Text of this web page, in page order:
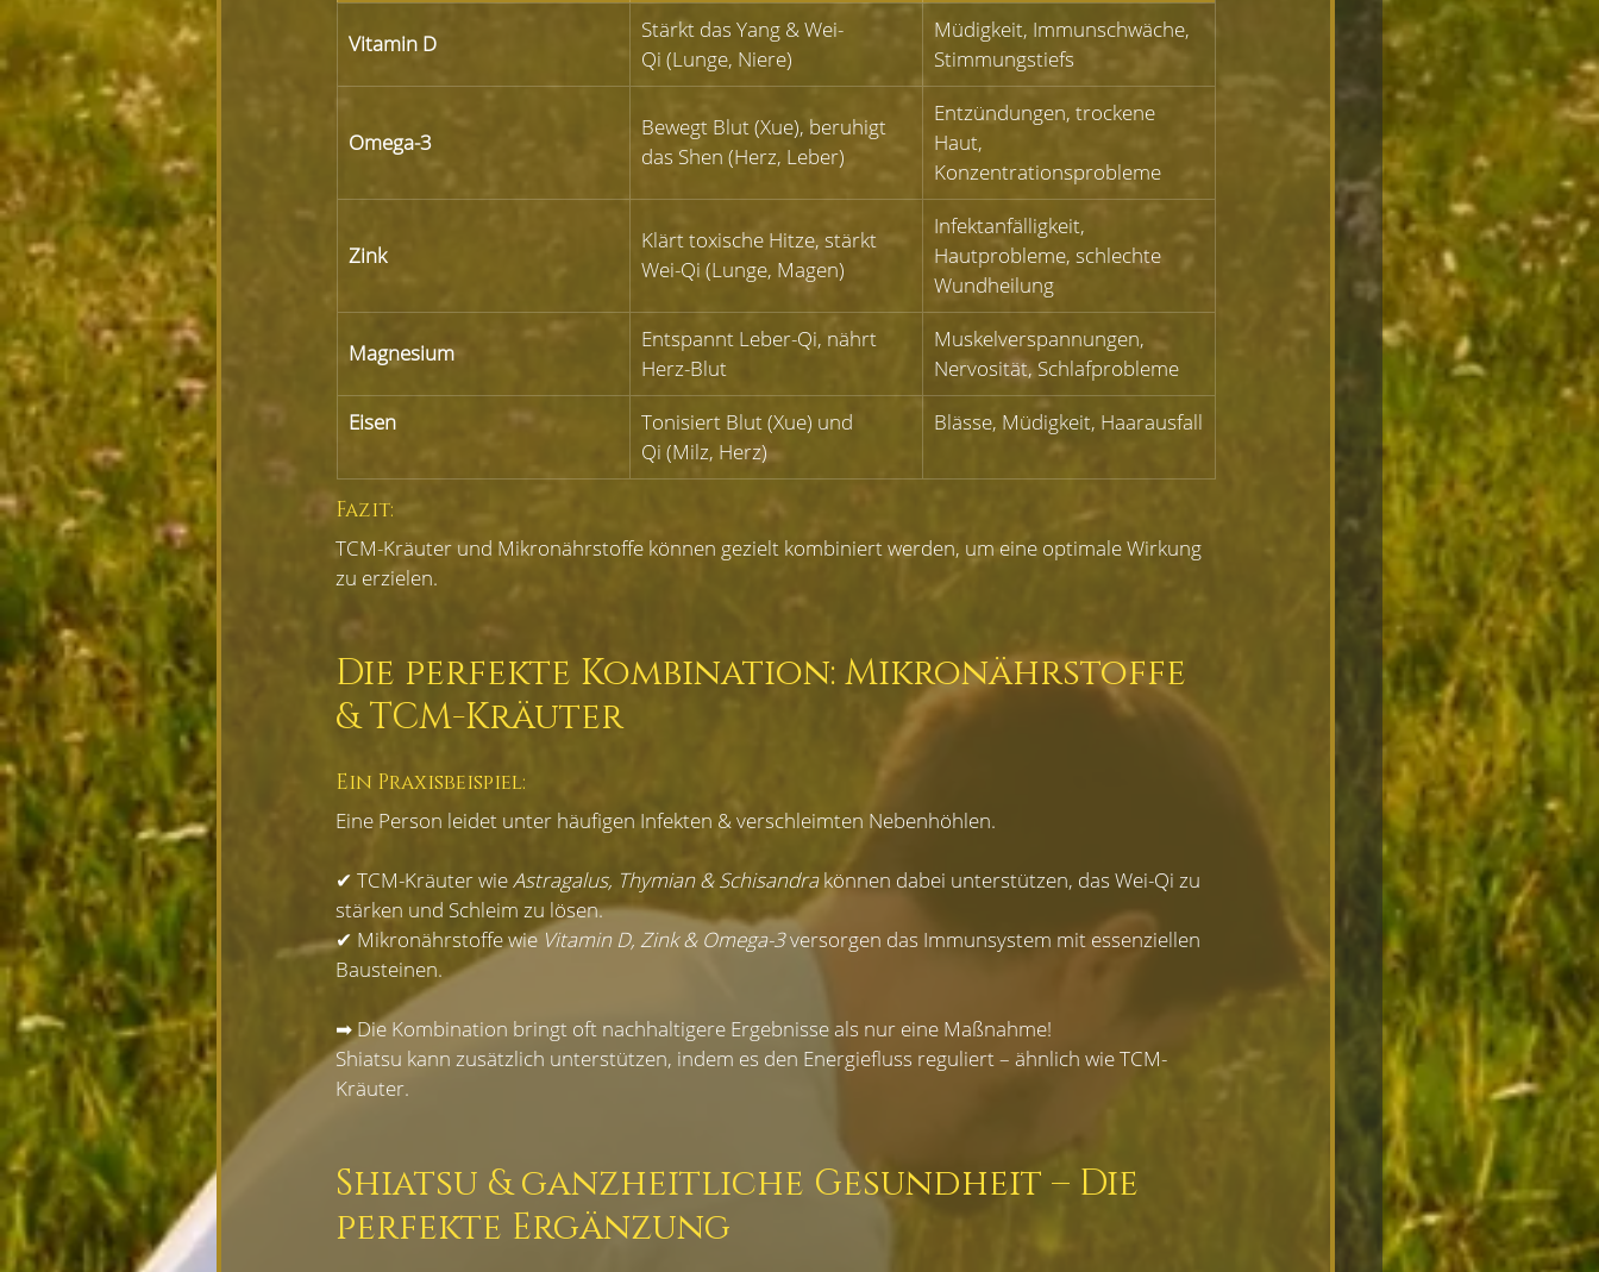
Vitamin D
Stärkt das Yang & Wei-
Qi (Lunge, Niere)
Müdigkeit, Immunschwäche,
Stimmungstiefs
Omega-3
Bewegt Blut (Xue), beruhigt
das Shen (Herz, Leber)
Entzündungen, trockene
Haut,
Konzentrationsprobleme
Zink
Klärt toxische Hitze, stärkt
Wei-Qi (Lunge, Magen)
Infektanfälligkeit,
Hautprobleme, schlechte
Wundheilung
Magnesium
Entspannt Leber-Qi, nährt
Herz-Blut
Muskelverspannungen,
Nervosität, Schlafprobleme
Eisen
Tonisiert Blut (Xue) und
Qi (Milz, Herz)
Blässe, Müdigkeit, Haarausfall
Fazit:
TCM-Kräuter und Mikronährstoffe können gezielt kombiniert werden, um eine optimale Wirkung
zu erzielen.
Die perfekte Kombination: Mikronährstoffe
& TCM-Kräuter
Ein Praxisbeispiel:
Eine Person leidet unter häufigen Infekten & verschleimten Nebenhöhlen.
✔ TCM-Kräuter wie Astragalus, Thymian & Schisandra können dabei unterstützen, das Wei-Qi zu
stärken und Schleim zu lösen.
✔ Mikronährstoffe wie Vitamin D, Zink & Omega-3 versorgen das Immunsystem mit essenziellen
Bausteinen.
➡ Die Kombination bringt oft nachhaltigere Ergebnisse als nur eine Maßnahme!
Shiatsu kann zusätzlich unterstützen, indem es den Energiefluss reguliert – ähnlich wie TCM-
Kräuter.
Shiatsu & ganzheitliche Gesundheit – Die
perfekte Ergänzung